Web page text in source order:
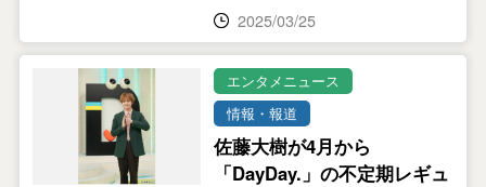
2025/03/25
エンタメニュース
情報・報道
佐藤大樹が4月から
「DayDay.」の不定期レギュ